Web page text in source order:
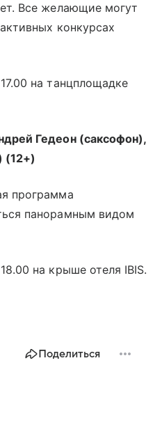
Все желающие могут
конкурсах
на танцплощадке
Гедеон (саксофон),
(12+)
программа
панорамным видом
на крыше отеля IBIS.
Поделиться